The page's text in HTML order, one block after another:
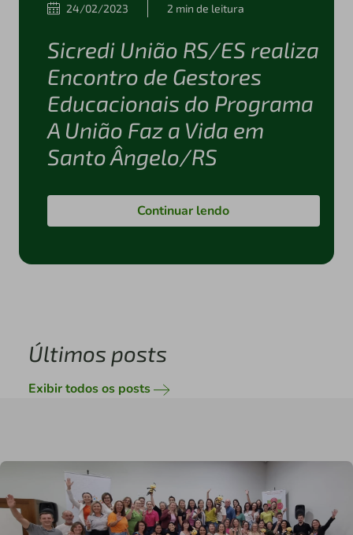
24/02/2023 2 min de leitura
Sicredi União RS/ES realiza
Encontro de Gestores
Educacionais do Programa
A União Faz a Vida em
Santo Ângelo/RS
Continuar lendo
Últimos posts
Exibir todos os posts